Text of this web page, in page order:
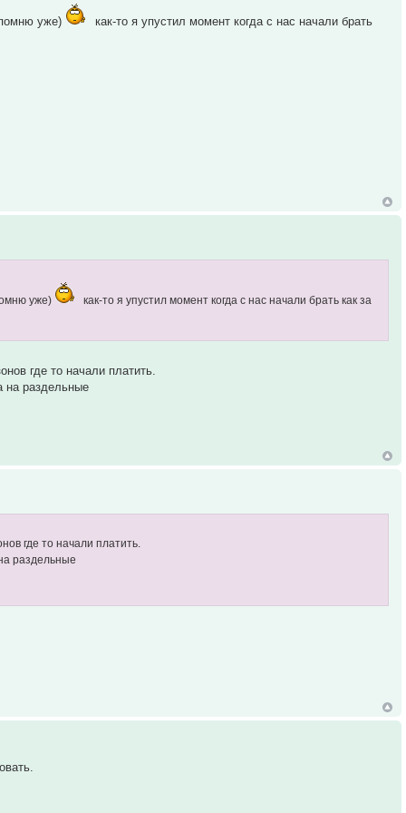
уже)
как-то я упустил момент когда с нас начали брать
уже) как-то я упустил момент когда с нас начали брать как за
где то начали платить.
на раздельные
где то начали платить.
раздельные